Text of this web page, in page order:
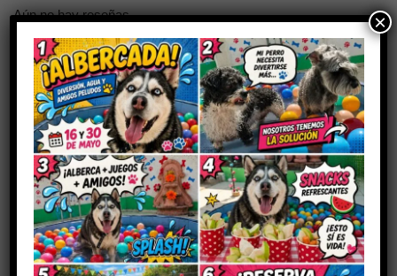
Aún no hay reseñas
Sé el primero en valorar “BROSIN”
Tu dirección de correo electrónico no será publicada. Los
campos obligatorios están marcados con*
Tu puntuación
Tu valoración*
×